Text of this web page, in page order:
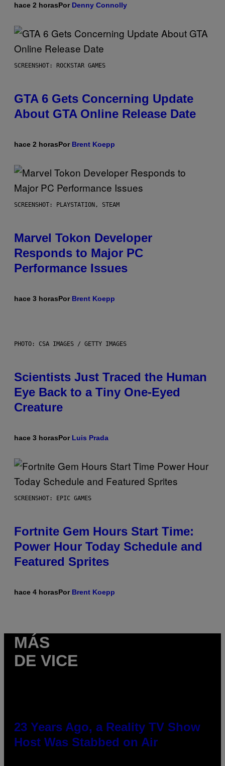
hace 2 horasPor Denny Connolly
SCREENSHOT: ROCKSTAR GAMES
GTA 6 Gets Concerning Update
About GTA Online Release Date
hace 2 horasPor Brent Koepp
SCREENSHOT: PLAYSTATION, STEAM
Marvel Tokon Developer
Responds to Major PC
Performance Issues
hace 3 horasPor Brent Koepp
PHOTO: CSA IMAGES / GETTY IMAGES
Scientists Just Traced the Human
Eye Back to a Tiny One-Eyed
Creature
hace 3 horasPor Luis Prada
SCREENSHOT: EPIC GAMES
Fortnite Gem Hours Start Time:
Power Hour Today Schedule and
Featured Sprites
hace 4 horasPor Brent Koepp
MÁS
DE VICE
23 Years Ago, a Reality TV Show
Host Was Stabbed on Air